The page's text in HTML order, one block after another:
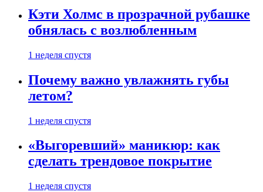
Кэти Холмс в прозрачной рубашке
обнялась с возлюбленным
1 неделя спустя
Почему важно увлажнять губы
летом?
1 неделя спустя
«Выгоревший» маникюр: как
сделать трендовое покрытие
1 неделя спустя